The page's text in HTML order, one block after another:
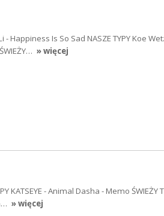
Happiness Is So Sad NASZE TYPY Koe
» więcej
KATSEYE - Animal Dasha - Memo ŚWIEŻY
» więcej